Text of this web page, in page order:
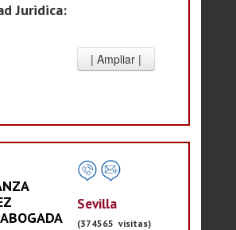
Juridica:
Sevilla
(374565 visitas)